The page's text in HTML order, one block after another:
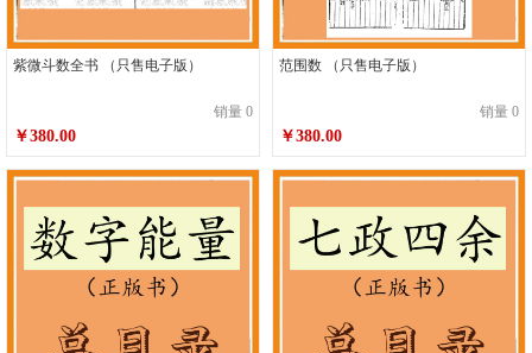
紫微斗数全书 （只售电子版）
销量 0
￥380.00
范围数 （只售电子版）
销量 0
￥380.00